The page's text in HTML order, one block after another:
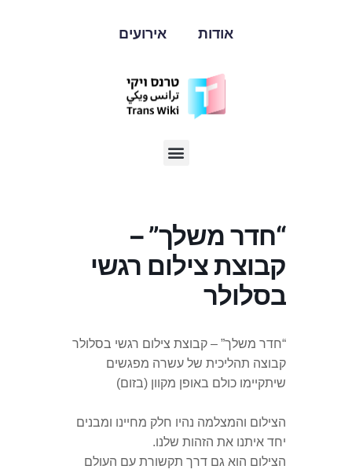
אודות אירועים
“חדר משלך” –
קבוצת צילום רגשי
בסלולר
“חדר משלך” – קבוצת צילום רגשי בסלולר
קבוצה תהליכית של עשרה מפגשים
שיתקיימו כולם באופן מקוון (בזום)
הצילום והמצלמה נהיו חלק מחיינו ומבנים
יחד איתנו את הזהות שלנו.
הצילום הוא גם דרך תקשורת עם העולם